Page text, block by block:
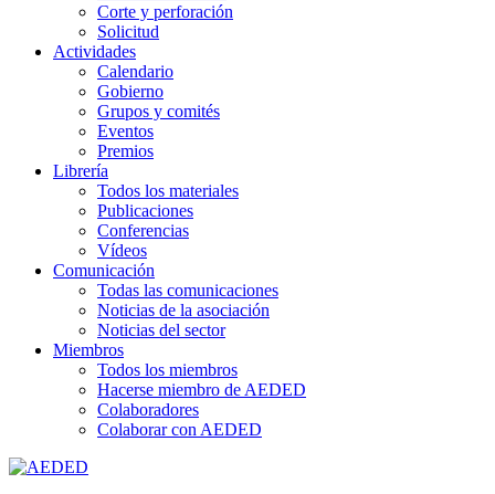
Corte y perforación
Solicitud
Actividades
Calendario
Gobierno
Grupos y comités
Eventos
Premios
Librería
Todos los materiales
Publicaciones
Conferencias
Vídeos
Comunicación
Todas las comunicaciones
Noticias de la asociación
Noticias del sector
Miembros
Todos los miembros
Hacerse miembro de AEDED
Colaboradores
Colaborar con AEDED